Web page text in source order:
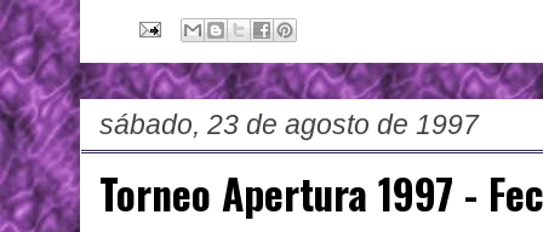
sábado, 23 de agosto de 1997
Torneo Apertura 1997 -